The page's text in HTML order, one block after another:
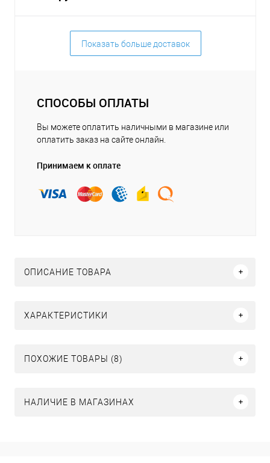
Показать больше доставок
СПОСОБЫ ОПЛАТЫ
Вы можете оплатить наличными в магазине или
оплатить заказ на сайте онлайн.
Принимаем к оплате
ОПИСАНИЕ ТОВАРА
ХАРАКТЕРИСТИКИ
ПОХОЖИЕ ТОВАРЫ (8)
НАЛИЧИЕ В МАГАЗИНАХ